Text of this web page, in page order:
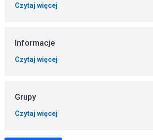
Czytaj więcej
Informacje
Czytaj więcej
Grupy
Czytaj więcej